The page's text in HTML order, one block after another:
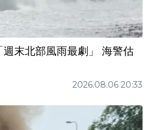
末北部風雨最劇」 海警估
2026.08.06 20:33